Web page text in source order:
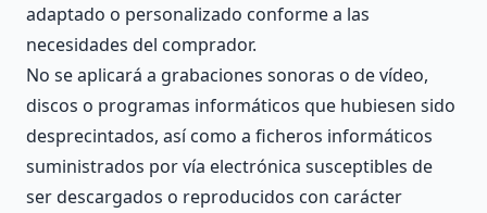
adaptado o personalizado conforme a las
necesidades del comprador.
No se aplicará a grabaciones sonoras o de vídeo,
discos o programas informáticos que hubiesen sido
desprecintados, así como a ficheros informáticos
suministrados por vía electrónica susceptibles de
ser descargados o reproducidos con carácter